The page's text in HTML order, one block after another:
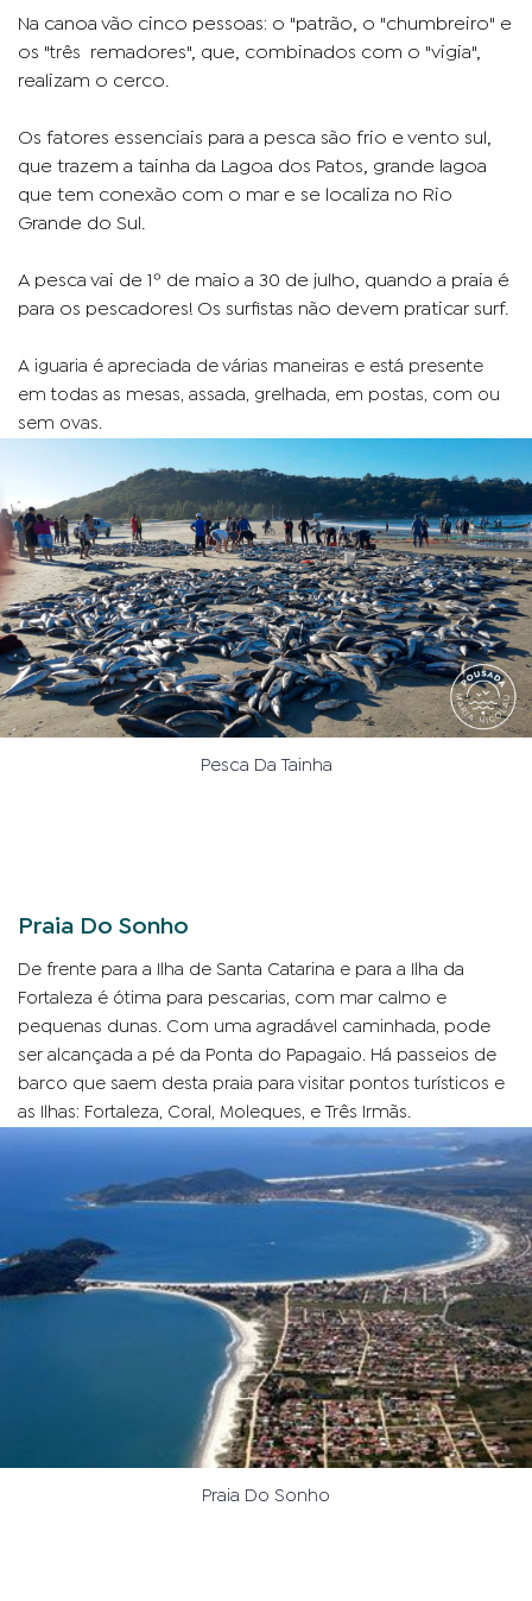
Na canoa vão cinco pessoas: o "patrão, o "chumbreiro" e
os "três
remadores", que, combinados com o "vigia",
realizam o cerco.
Os fatores essenciais para a pesca são frio e vento sul,
que trazem a tainha da Lagoa dos Patos, grande lagoa
que tem conexão com o mar e se localiza no Rio
Grande do Sul.
A pesca vai de 1º de maio a 30 de julho, quando a praia é
para os pescadores! Os surfistas não devem praticar surf.
A iguaria é apreciada de várias maneiras e está presente
em todas as mesas, assada, grelhada, em postas, com ou
sem ovas.
Pesca Da Tainha
Praia Do Sonho
De frente para a Ilha de Santa Catarina e para a Ilha da
Fortaleza é ótima para pescarias, com mar calmo e
pequenas dunas. Com uma agradável caminhada, pode
ser alcançada a pé da Ponta do Papagaio. Há passeios de
barco que saem desta praia para visitar pontos turísticos e
as Ilhas: Fortaleza, Coral, Moleques, e Três Irmãs.
Praia Do Sonho